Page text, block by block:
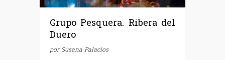
Grupo Pesquera. Ribera del
Duero
porSusana Palacios